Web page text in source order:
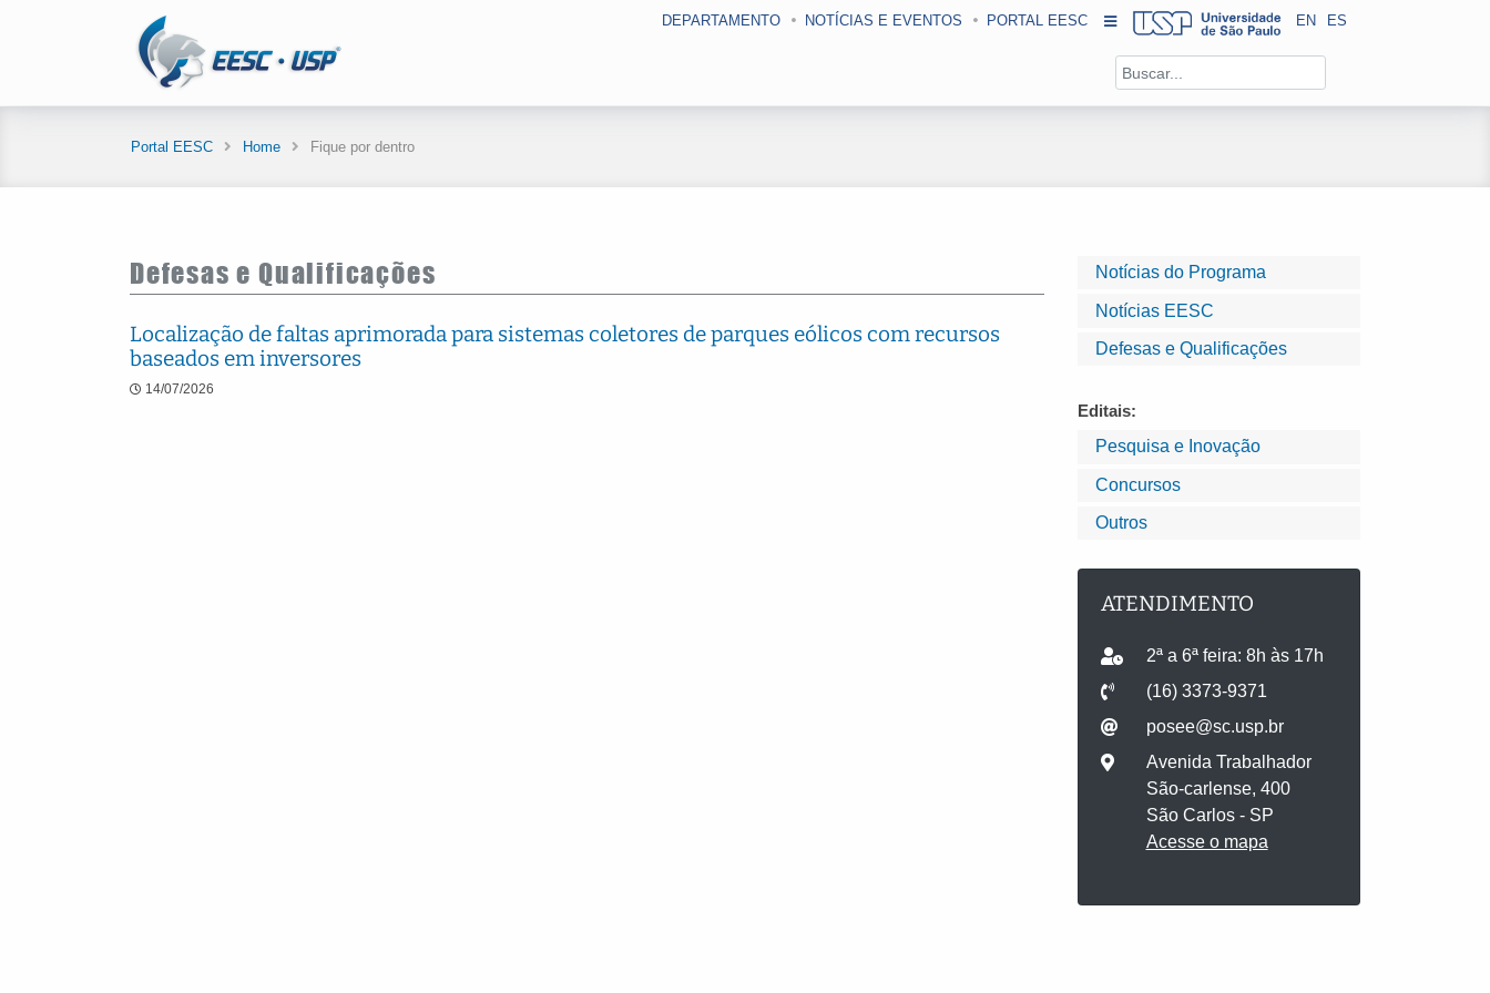
DEPARTAMENTO NOTÍCIAS E EVENTOS PORTAL EESC EN ES
Portal EESC Home Fique por dentro
Notícias do Programa
Notícias EESC
Defesas e Qualificações
Editais:
Pesquisa e Inovação
Concursos
Outros
ATENDIMENTO
2ª a 6ª feira: 8h às 17h
(16) 3373-9371
posee@sc.usp.br
Avenida Trabalhador
São-carlense, 400
São Carlos - SP
Acesse o mapa
Defesas e Qualificações
Localização de faltas aprimorada para sistemas coletores de parques eólicos com recursos
baseados em inversores
14/07/2026